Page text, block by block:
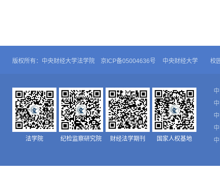
版权所有：中央财经大学法学院 京ICP备05004636号 中央财经大学 校
法学院 纪检监察研究院 财经法学期刊 国家人权基地